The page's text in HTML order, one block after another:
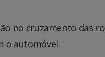
no cruzamento das
o automóvel.